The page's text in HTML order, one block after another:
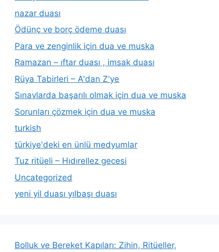
nazar duası
Ödünç ve borç ödeme duası
Para ve zenginlik için dua ve muska
Ramazan – ıftar duası , imsak duası
Rüya Tabirleri – A'dan Z'ye
Sınavlarda başarılı olmak için dua ve muska
Sorunları çözmek için dua ve muska
turkish
türkiye'deki en ünlü medyumlar
Tuz ritüeli – Hıdırellez gecesi
Uncategorized
yeni yil duası yılbaşı duası
Bolluk ve Bereket Kapıları: Zihin, Ritüeller,